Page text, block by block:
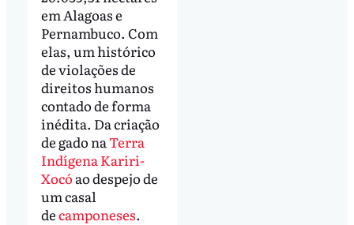
em Alagoas e
Pernambuco. Com
elas, um histórico
de violações de
direitos humanos
contado de forma
inédita. Da criação
de gado naTerra
Indígena Kariri-
Xocó ao despejo de
um casal
decamponeses.